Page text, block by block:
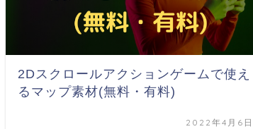
2Dスクロールアクションゲームで使え
るマップ素材(無料・有料)
2022年4月6日